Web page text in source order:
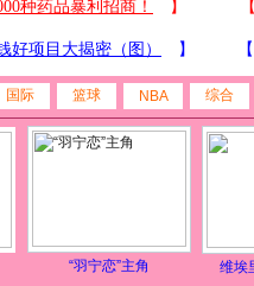
国际 篮球 NBA 综合
“羽宁恋”主角 维埃